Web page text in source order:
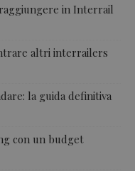
in Interrail
altri interrailers
la guida definitiva
con un budget